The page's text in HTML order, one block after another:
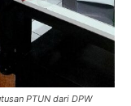
PTUN dari DPW